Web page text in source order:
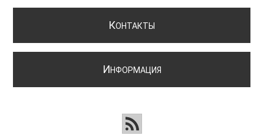
КОНТАКТЫ
ИНФОРМАЦИЯ